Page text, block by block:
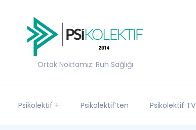
Ortak Noktamız: Ruh Sağlığı
Psikolektif + Psikolektif’ten Psikolektif TV